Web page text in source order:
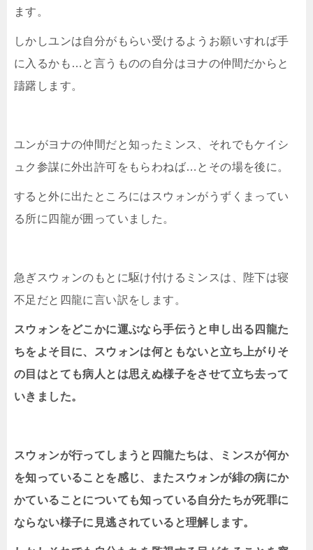
ます。
しかしユンは自分がもらい受けるようお願いすれば手
に入るかも…と言うものの自分はヨナの仲間だからと
躊躇します。
ユンがヨナの仲間だと知ったミンス、それでもケイシ
ュク参謀に外出許可をもらわねば…とその場を後に。
すると外に出たところにはスウォンがうずくまってい
る所に四龍が囲っていました。
急ぎスウォンのもとに駆け付けるミンスは、陛下は寝
不足だと四龍に言い訳をします。
スウォンをどこかに運ぶなら手伝うと申し出る四龍た
ちをよそ目に、スウォンは何ともないと立ち上がりそ
の目はとても病人とは思えぬ様子をさせて立ち去って
いきました。
スウォンが行ってしまうと四龍たちは、ミンスが何か
を知っていることを感じ、またスウォンが緋の病にか
かていることについても知っている自分たちが死罪に
ならない様子に見逃されていると理解します。